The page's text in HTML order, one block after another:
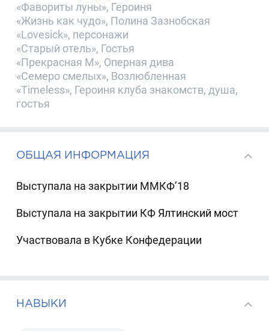
«Фавориты луны», Героиня
«Жизнь как чудо», Полина Зазнобская
«Lovesick», персонажи
«Старый отель», Гостья
«Прекрасная М», Оперная дива
«Семеро смелых», Возлюбленная
«Timeless», Героиня клуба знакомств, душа,
гостья
ОБЩАЯ ИНФОРМАЦИЯ
Выступала на закрытии ММКФ’18
Выступала на закрытии КФ Ялтинский мост
Участвовала в Кубке Конфедерации
НАВЫКИ